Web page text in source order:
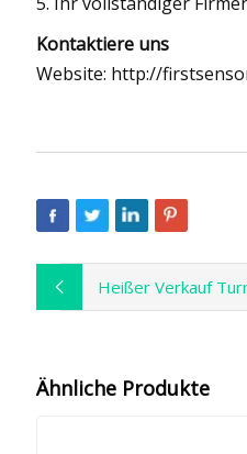
Kontaktiere uns
Website: http://
Heißer Verkauf
Ähnliche Produkte